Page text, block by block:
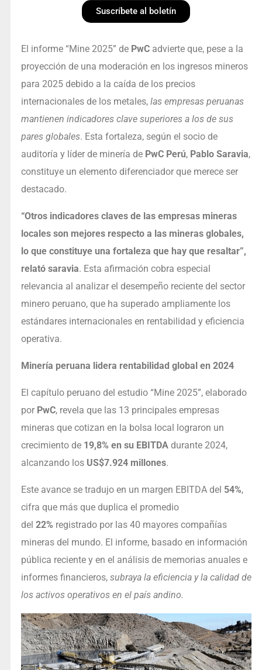
Suscríbete al boletín
El informe “Mine 2025” de PwCadvierte que, pese a la
proyección de una moderación en los ingresos mineros
para 2025 debido a la caída de los precios
internacionales de los metales, las empresas peruanas
mantienen indicadores clave superiores a los de sus
pares globales. Esta fortaleza, según el socio de
auditoría y líder de minería de PwC Perú, Pablo Saravia,
constituye un elemento diferenciador que merece ser
destacado.
“Otros indicadores claves de las empresas mineras
locales son mejores respecto a las mineras globales,
lo que constituye una fortaleza que hay que resaltar”,
relató saravia. Esta afirmación cobra especial
relevancia al analizar el desempeño reciente del sector
minero peruano, que ha superado ampliamente los
estándares internacionales en rentabilidad y eficiencia
operativa.
Minería peruana lidera rentabilidad global en 2024
El capítulo peruano del estudio “Mine 2025”, elaborado
por PwC, revela que las 13 principales empresas
mineras que cotizan en la bolsa local lograron un
crecimiento de 19,8% en su EBITDAdurante 2024,
alcanzando los US$7.924 millones.
Este avance se tradujo en un margen EBITDA del 54%,
cifra que más que duplica el promedio
del 22% registrado por las 40 mayores compañías
mineras del mundo. El informe, basado en información
pública reciente y en el análisis de memorias anuales e
informes financieros, subraya la eficiencia y la calidad de
los activos operativos en el país andino.